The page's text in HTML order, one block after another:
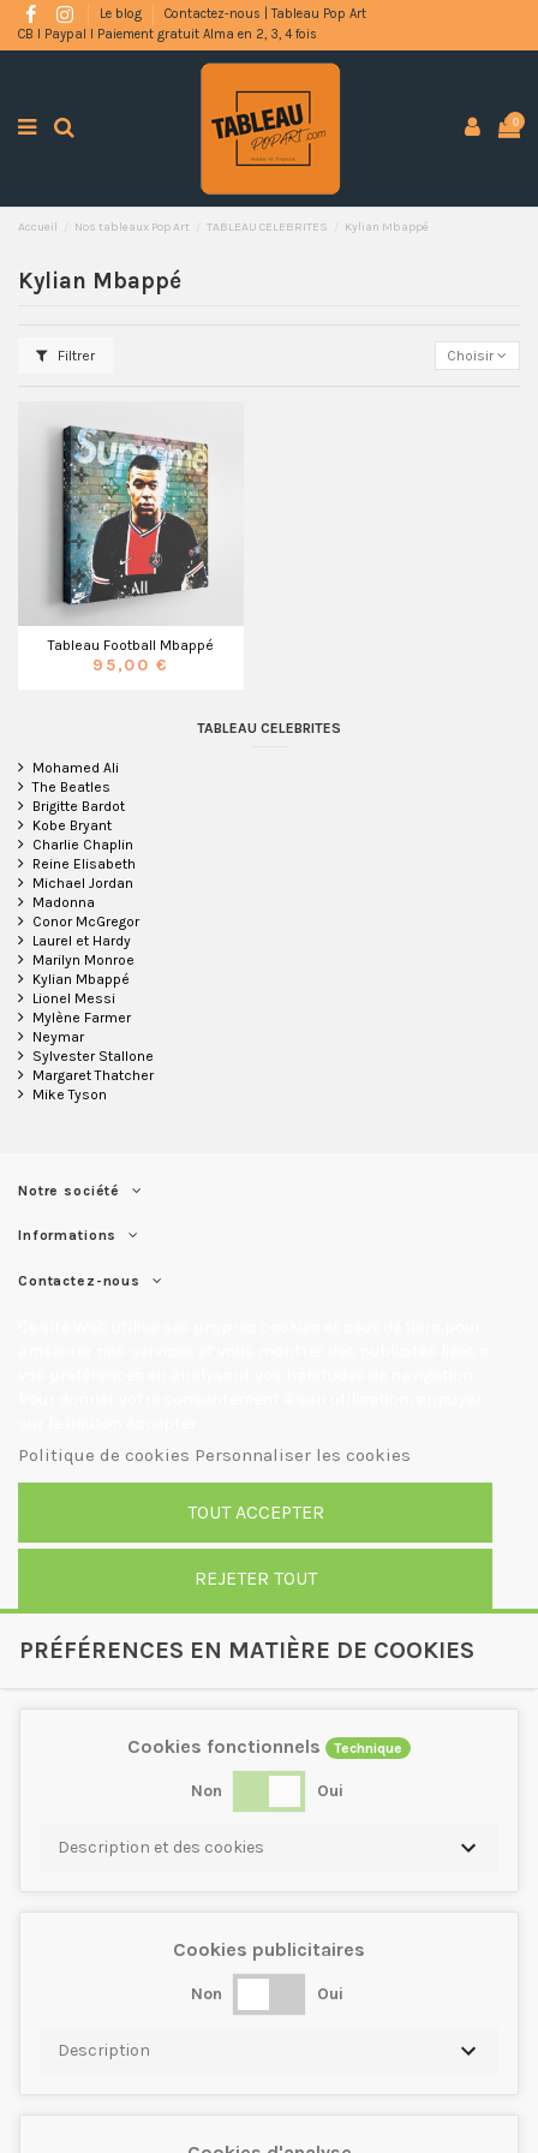
Le blog
Contactez-nous | Tableau Pop Art
CB l Paypal l Paiement gratuit Alma en 2, 3, 4 fois
0
Accueil Nos tableaux Pop Art TABLEAU CELEBRITES Kylian Mbappé
Kylian Mbappé
Filtrer Choisir
Tableau Football Mbappé
95,00 €
TABLEAU CELEBRITES
Mohamed Ali
The Beatles
Brigitte Bardot
Kobe Bryant
Charlie Chaplin
Reine Elisabeth
Michael Jordan
Madonna
Conor McGregor
Laurel et Hardy
Marilyn Monroe
Kylian Mbappé
Lionel Messi
Mylène Farmer
Neymar
Sylvester Stallone
Margaret Thatcher
Mike Tyson
Notre société
Informations
Contactez-nous
Politique de cookies Personnaliser les cookies
REJETER TOUT
TOUT ACCEPTER
PRÉFÉRENCES EN MATIÈRE DE COOKIES
Cookies fonctionnels Technique
Non Oui
Description et des cookies
Cookies publicitaires
Non Oui
Description